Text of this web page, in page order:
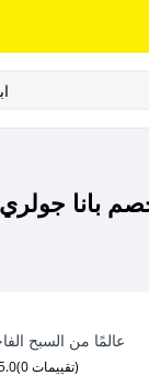
بانا
عالمًا من السبح
(0 تقييمات)